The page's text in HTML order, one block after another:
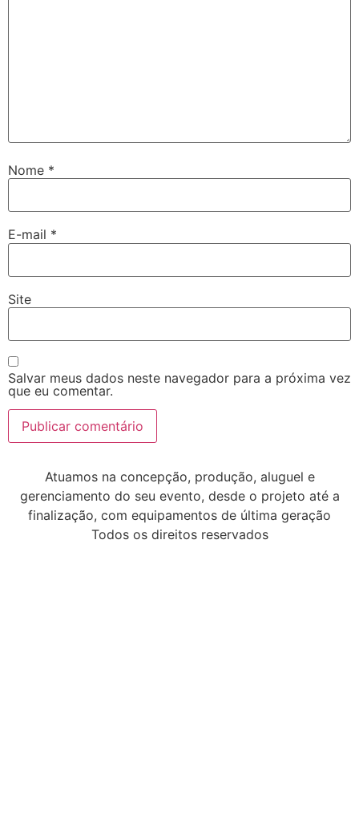
Nome *
E-mail *
Site
Salvar meus dados neste navegador para a próxima vez
que eu comentar.
Atuamos na concepção, produção, aluguel e
gerenciamento do seu evento, desde o projeto até a
finalização, com equipamentos de última geração
Todos os direitos reservados